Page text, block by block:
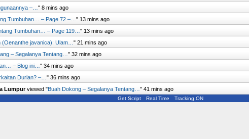
–… " 8 mins ago
Tumbuhan… – Page 72 –… " 13 mins ago
Tumbuhan… – Page 119… " 13 mins ago
(Oenanthe javanica): Ulam… " 21 mins ago
– Segalanya Tentang… " 32 mins ago
– Blog ini… " 34 mins ago
Durian? –… " 36 mins ago
Lumpurviewed "Buah Dokong – Segalanya Tentang… " 41 mins ago
Get Script Real Time Tracking ON